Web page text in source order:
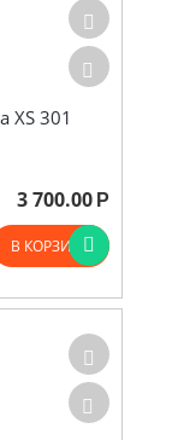
XS 301
3 700.00 Р
В КОРЗИНУ